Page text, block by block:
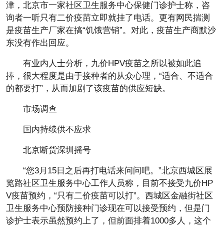
津，北京市一家社区卫生服务中心保健门诊护士称，咨
询者一听只有二价疫苗立即就挂了电话。更有网民揣测
是疫苗生产厂家在搞“饥饿营销”。对此，疫苗生产商默沙
东没有作出回应。
有业内人士分析，九价HPV疫苗之所以被如此追
捧，很大程度是由于接种者的从众心理，“适合、不适合
的都要打”，从而加剧了该疫苗的供应短缺。
市场调查
国内持续供不应求
北京断货深圳摇号
“您3月15日之后再打电话来问问吧。”北京西城区展
览路社区卫生服务中心工作人员称，目前不接受九价HP
V疫苗预约，“只有二价疫苗可以打”。西城区金融街社区
卫生服务中心预防接种门诊现在可以接受预约，但是门
诊护士表示虽然预约上了，但前面排着1000多人，这个